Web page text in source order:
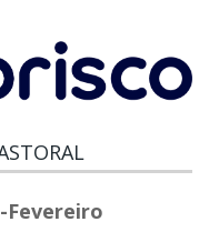
Fevereiro